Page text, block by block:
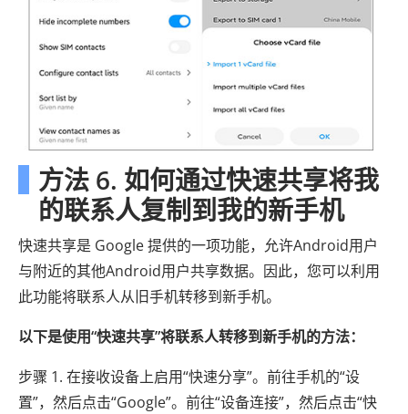
方法 6. 如何通过快速共享将我
的联系人复制到我的新手机
快速共享是 Google 提供的一项功能，允许Android用户
与附近的其他Android用户共享数据。因此，您可以利用
此功能将联系人从旧手机转移到新手机。
以下是使用“快速共享”将联系人转移到新手机的方法：
步骤 1. 在接收设备上启用“快速分享”。前往手机的“设
置”，然后点击“Google”。前往“设备连接”，然后点击“快